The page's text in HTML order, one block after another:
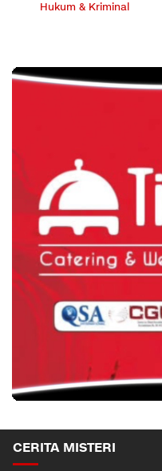
Hukum & Kriminal
CERITA MISTERI